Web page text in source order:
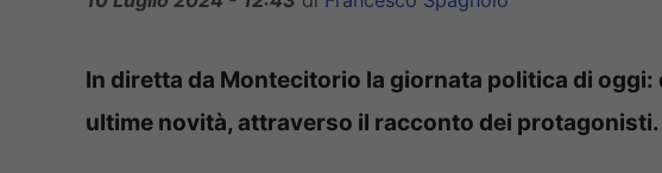
In diretta da Montecitorio la giornata politica di oggi:
ultime novità, attraverso il racconto dei protagonisti.